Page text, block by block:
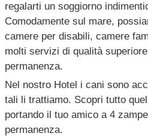
regalarti un soggiorno
Comodamente sul mare,
camere per disabili, camere
molti servizi di qualità
permanenza.
Nel nostro Hotel i cani sono
tali li trattiamo. Scopri tutto
portando il tuo amico a 4
permanenza.